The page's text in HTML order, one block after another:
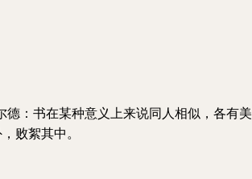
德：书在某种意义上来说同人相似，各有美
败絮其中。